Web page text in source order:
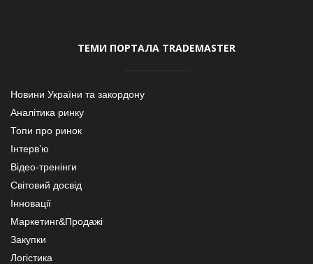
ТЕМИ ПОРТАЛА TRADEMASTER
Новини України та закордону
Аналітика ринку
Топи про ринок
Інтерв’ю
Відео-тренінги
Світовий досвід
Інновації
Маркетинг&Продажі
Закупки
Логістика